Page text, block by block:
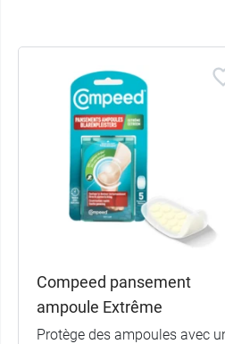
Compeed pansement
ampoule Extrême
Protège des ampoules avec